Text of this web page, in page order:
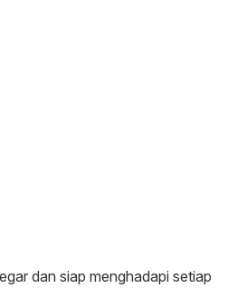
dan siap menghadapi setiap